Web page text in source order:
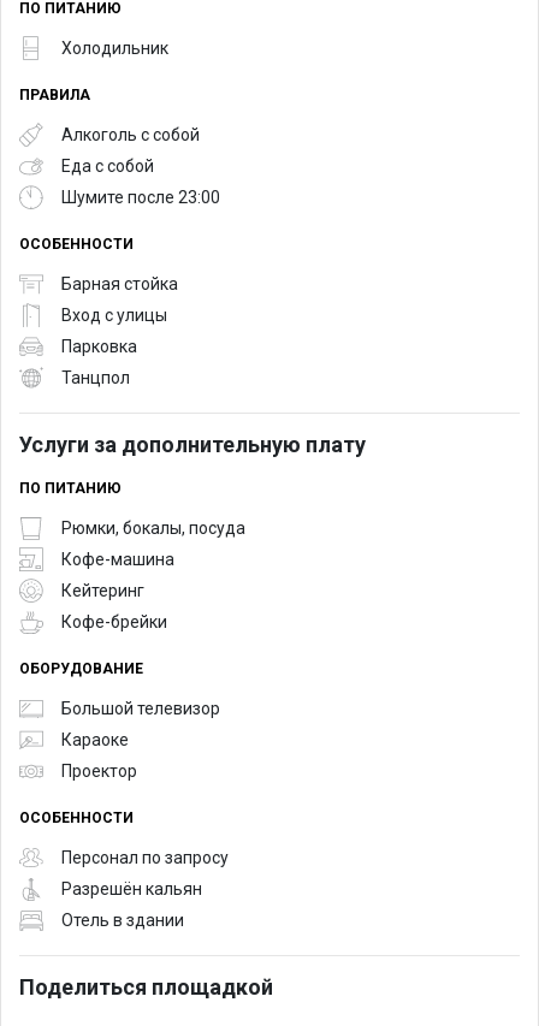
ПО ПИТАНИЮ
Холодильник
ПРАВИЛА
Алкоголь с собой
Еда с собой
Шумите после 23:00
ОСОБЕННОСТИ
Барная стойка
Вход с улицы
Парковка
Танцпол
Услуги за дополнительную плату
ПО ПИТАНИЮ
Рюмки, бокалы, посуда
Кофе-машина
Кейтеринг
Кофе-брейки
ОБОРУДОВАНИЕ
Большой телевизор
Караоке
Проектор
ОСОБЕННОСТИ
Персонал по запросу
Разрешён кальян
Отель в здании
Поделиться площадкой